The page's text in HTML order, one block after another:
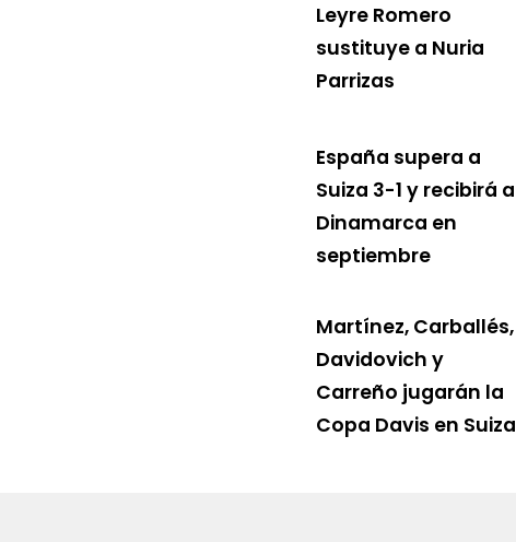
Leyre Romero
sustituye a Nuria
Parrizas
España supera a
Suiza 3-1 y recibirá a
Dinamarca en
septiembre
Martínez, Carballés,
Davidovich y
Carreño jugarán la
Copa Davis en Suiza